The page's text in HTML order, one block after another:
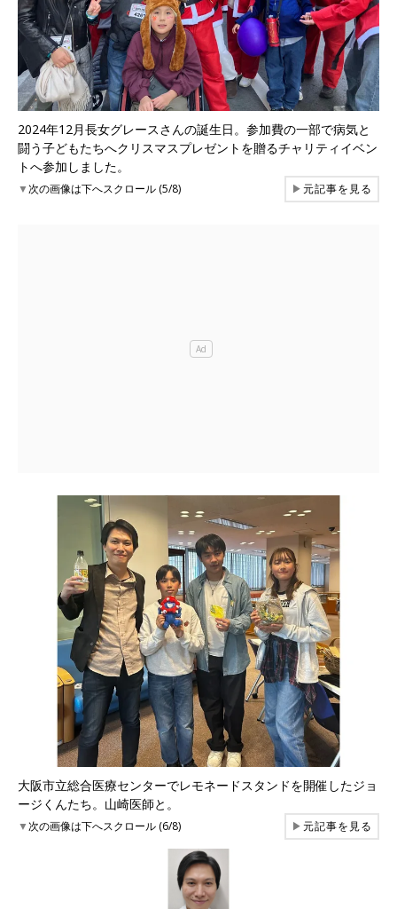
2024年12月長女グレースさんの誕生日。参加費の一部で病気と
闘う子どもたちへクリスマスプレゼントを贈るチャリティイベン
トへ参加しました。
▼次の画像は下へスクロール (5/8) ▶元記事を見る
大阪市立総合医療センターでレモネードスタンドを開催したジョ
ージくんたち。山崎医師と。
▼次の画像は下へスクロール (6/8) ▶元記事を見る